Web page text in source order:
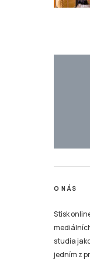
Stisk
studia
Na
dílny je